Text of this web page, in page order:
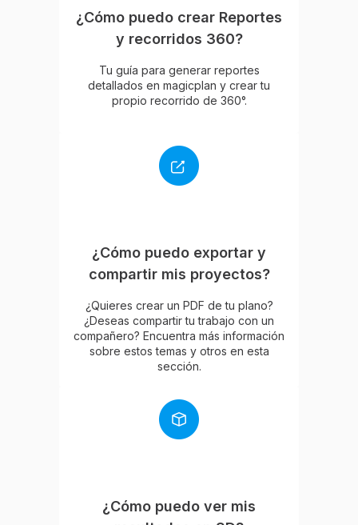
¿Cómo puedo crear Reportes
y recorridos 360?
Tu guía para generar reportes
detallados en magicplan y crear tu
propio recorrido de 360°.
¿Cómo puedo exportar y
compartir mis proyectos?
¿Quieres crear un PDF de tu plano?
¿Deseas compartir tu trabajo con un
compañero? Encuentra más información
sobre estos temas y otros en esta
sección.
¿Cómo puedo ver mis